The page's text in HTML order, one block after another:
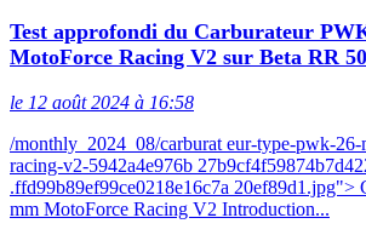
Test approfondi du Carburateur
MotoForce Racing V2 sur Beta RR
le 12 août 2024 à 16:58
/monthly_2024_08/carburat eur-type-pwk-
racing-v2-5942a4e976b
.ffd99b89ef99ce0218e16c7a 20ef89d1.jpg">
mm MotoForce Racing V2 Introduction...